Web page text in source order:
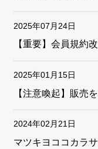
2025年07月24日
【重要】会員規約
2025年01月15日
【注意喚起】販売
2024年02月21日
マツキヨココカラ